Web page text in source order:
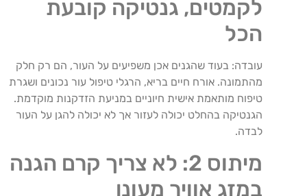
לקמטים, גנטיקה קובעת
הכל
עובדה: בעוד שהגנים אכן משפיעים על העור, הם רק חלק
מהתמונה. אורח חיים בריא, הרגלי טיפול עור נכונים ושגרת
טיפוח מותאמת אישית חיוניים במניעת הזדקנות מוקדמת.
הגנטיקה בהחלט יכולה לעזור אך לא יכולה להגן על העור
לבדה.
מיתוס 2: לא צריך קרם הגנה
במזג אוויר מעונן